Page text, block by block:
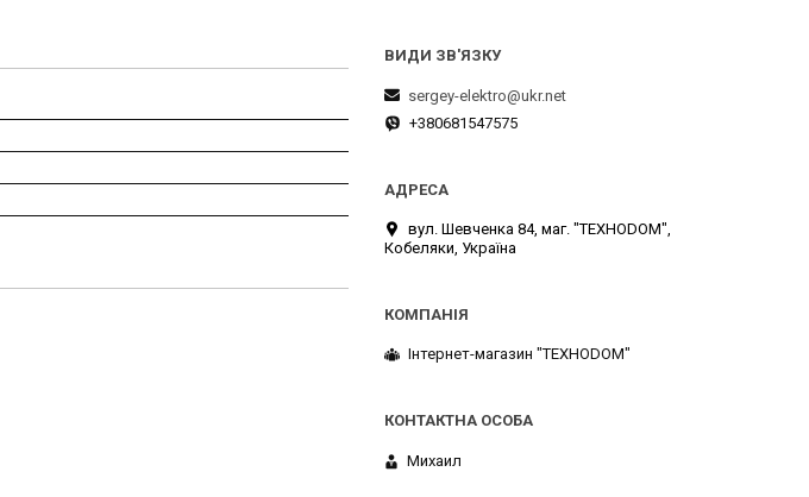
sergey-elektro@ukr.net
+380681547575
вул. Шевченка 84, маг. "ТЕХНОDOM",
Кобеляки, Україна
Інтернет-магазин "ТЕХНОDOM"
Михаил